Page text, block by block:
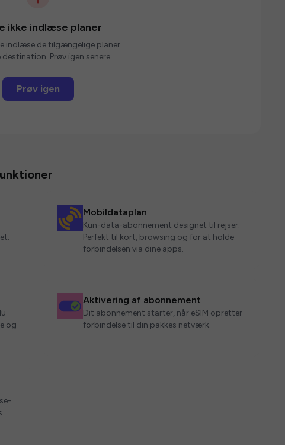
ikke indlæse planer
indlæse de tilgængelige planer
Prøv igen senere.
Prøv igen
Mobildataplan
Kun-data-abonnement designet til rejser.
Perfekt til kort, browsing og for at holde
forbindelsen via dine apps.
og
Aktivering af abonnement
Dit abonnement starter, når eSIM opretter
forbindelse til din pakkes netværk.